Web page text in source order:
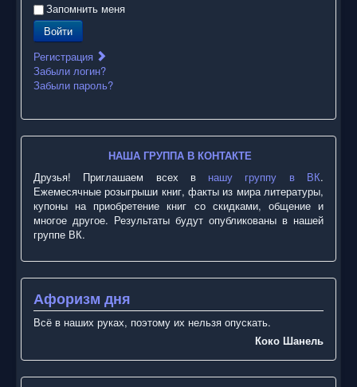
Запомнить меня
Войти
Регистрация
Забыли логин?
Забыли пароль?
НАША ГРУППА В КОНТАКТЕ
Друзья! Приглашаем всех в нашу группу в ВК.
Ежемесячные розыгрыши книг, факты из мира литературы,
купоны на приобретение книг со скидками, общение и
многое другое. Результаты будут опубликованы в нашей
группе ВК.
Афоризм дня
Всё в наших руках, поэтому их нельзя опускать.
Коко Шанель